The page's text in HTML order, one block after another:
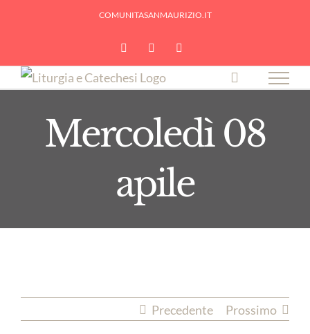
COMUNITASANMAURIZIO.IT
YouTubeFacebook
Mercoledì 08
apile
Precedente Prossimo